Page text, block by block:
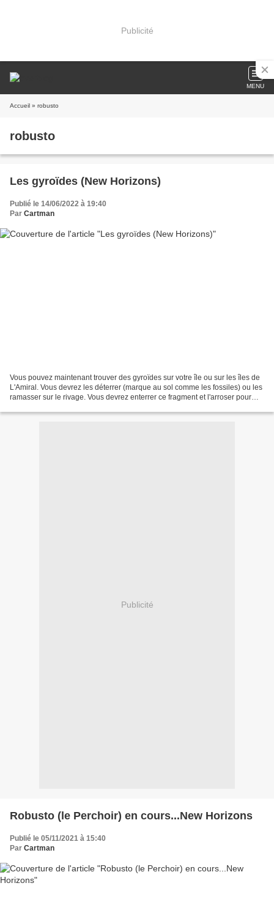
Publicité
MENU
Accueil » robusto
robusto
Les gyroïdes (New Horizons)
Publié le 14/06/2022 à 19:40
Par Cartman
Vous pouvez maintenant trouver des gyroïdes sur votre île ou sur les îles de
L'Amiral. Vous devrez les déterrer (marque au sol comme les fossiles) ou les
ramasser sur le rivage. Vous devrez enterrer ce fragment et l'arroser pour
Publicité
Robusto (le Perchoir) en cours...New Horizons
Publié le 05/11/2021 à 15:40
Par Cartman